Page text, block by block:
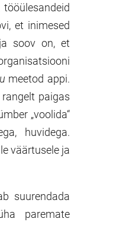
et inimesed
soov on, et
meetod appi.
paigas
„voolida“
huvidega.
väärtusele ja
suurendada
paremate